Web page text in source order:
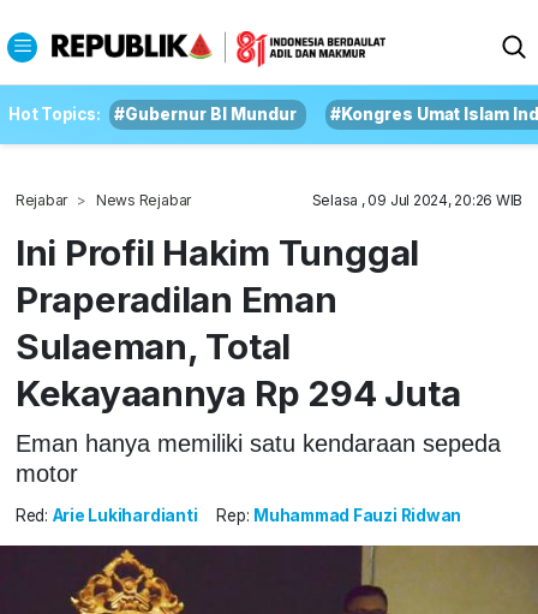
Hot Topics: #Gubernur BI Mundur #Kongres Umat Islam
Rejabar News Rejabar Selasa , 09 Jul 2024, 20:26 WIB
Ini Profil Hakim Tunggal
Praperadilan Eman
Sulaeman, Total
Kekayaannya Rp 294 Juta
Eman hanya memiliki satu kendaraan sepeda
motor
Red: Arie Lukihardianti Rep: Muhammad Fauzi Ridwan